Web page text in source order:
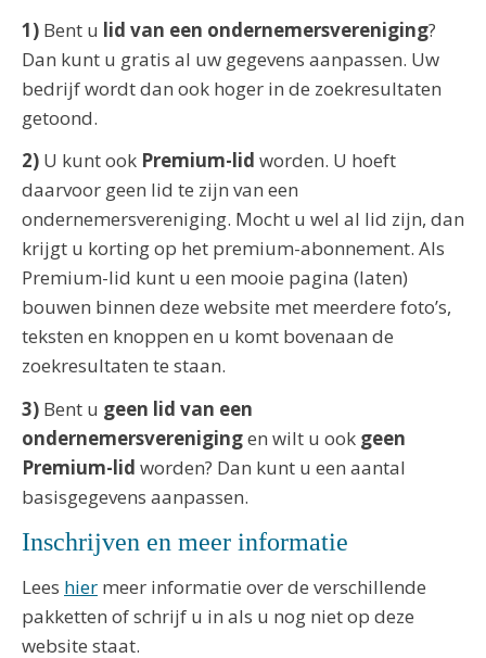
1) Bent u lid van een ondernemersvereniging?
Dan kunt u gratis al uw gegevens aanpassen. Uw
bedrijf wordt dan ook hoger in de zoekresultaten
getoond.
2) U kunt ook Premium-lid worden. U hoeft
daarvoor geen lid te zijn van een
ondernemersvereniging. Mocht u wel al lid zijn, dan
krijgt u korting op het premium-abonnement. Als
Premium-lid kunt u een mooie pagina (laten)
bouwen binnen deze website met meerdere foto’s,
teksten en knoppen en u komt bovenaan de
zoekresultaten te staan.
3) Bent u geen lid van een
ondernemersverenigingen wilt u ook geen
Premium-lid worden? Dan kunt u een aantal
basisgegevens aanpassen.
Inschrijven en meer informatie
Lees hier meer informatie over de verschillende
pakketten of schrijf u in als u nog niet op deze
website staat.